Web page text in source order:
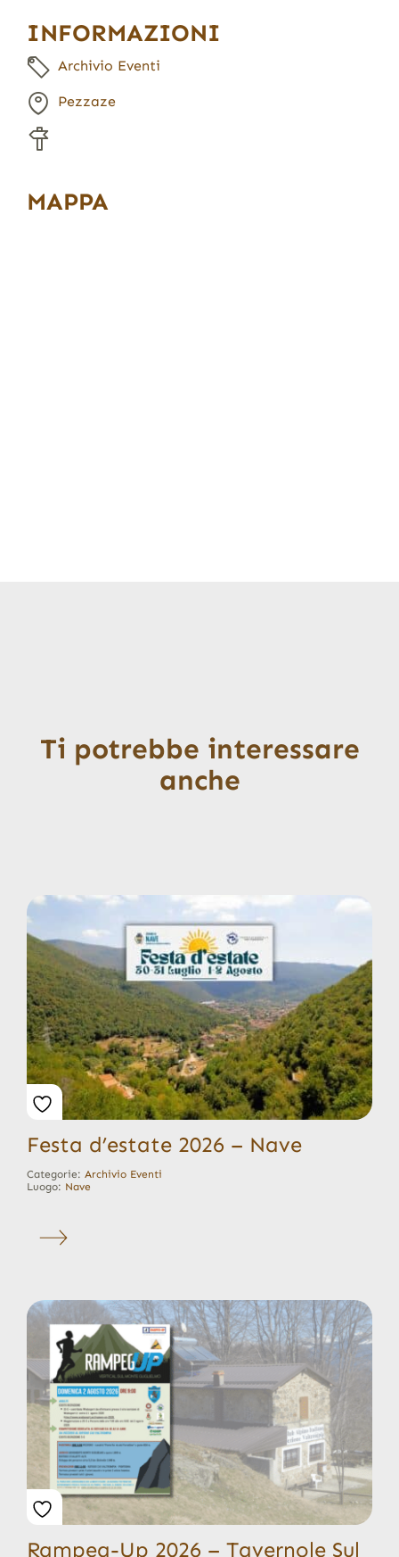
INFORMAZIONI
Archivio Eventi
Pezzaze
MAPPA
Ti potrebbe interessare
anche
Festa d’estate 2026 – Nave
Categorie: Archivio Eventi
Luogo: Nave
Rampeg-Up 2026 – Tavernole Sul